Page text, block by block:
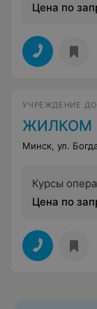
Цена по
УЧРЕЖДЕНИЕ
ЖИЛКОМ
Минск, ул.
Курсы
Цена по